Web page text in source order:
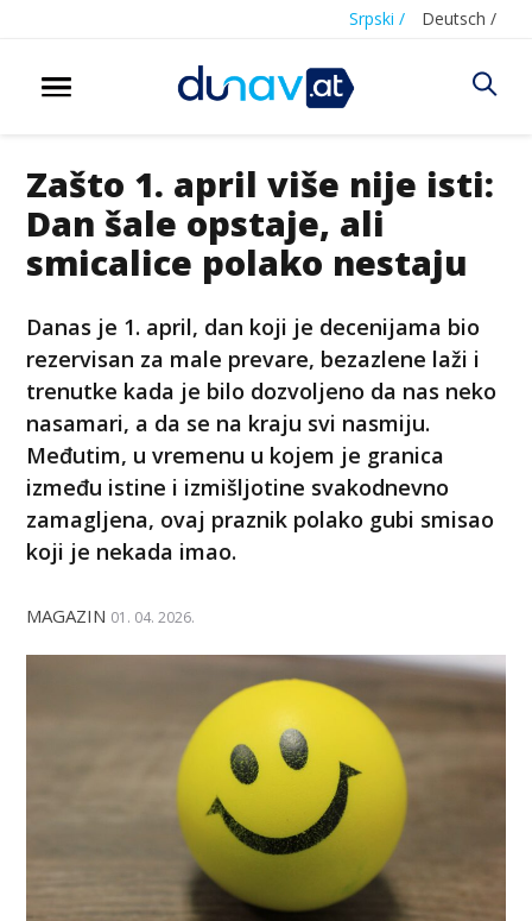
Srpski / Deutsch /
Zašto 1. april više nije isti:
Dan šale opstaje, ali
smicalice polako nestaju
Danas je 1. april, dan koji je decenijama bio
rezervisan za male prevare, bezazlene laži i
trenutke kada je bilo dozvoljeno da nas neko
nasamari, a da se na kraju svi nasmiju.
Međutim, u vremenu u kojem je granica
između istine i izmišljotine svakodnevno
zamagljena, ovaj praznik polako gubi smisao
koji je nekada imao.
MAGAZIN 01. 04. 2026.